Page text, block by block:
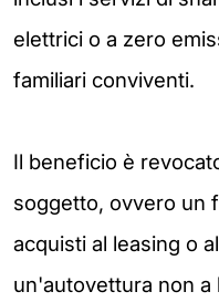
elettrici o a zero
familiari conviventi.
Il beneficio è
soggetto, ovvero un
acquisti al leasing o
un'autovettura non a